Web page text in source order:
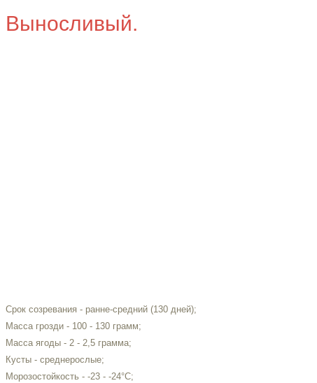
Выносливый.
Срок созревания - ранне-средний (130 дней);
Масса грозди - 100 - 130 грамм;
Масса ягоды - 2 - 2,5 грамма;
Кусты - среднерослые;
Морозостойкость - -23 - -24°С;